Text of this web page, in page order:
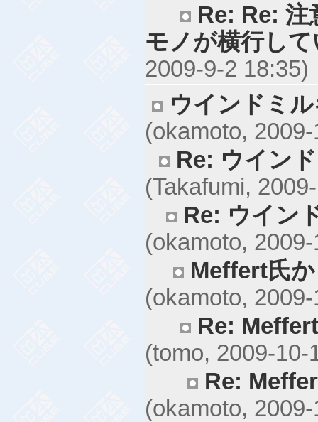
Re: Re:
モノが横行し
2009-9-2 18:35)
ウインドミ
(okamoto,
Re: ウイン
(Takafumi,
Re: ウイン
(okamoto,
Meffert氏
(okamoto,
Re:
(tomo, 2009-10-
Re:
(okamoto,